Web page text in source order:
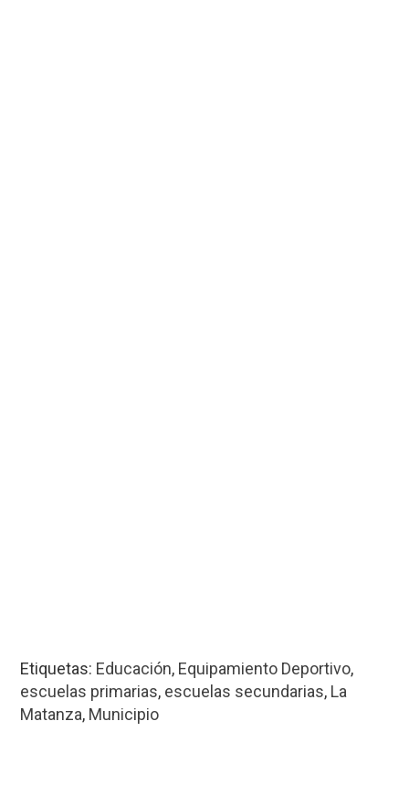
Etiquetas: Educación, Equipamiento Deportivo,
escuelas primarias, escuelas secundarias, La
Matanza, Municipio